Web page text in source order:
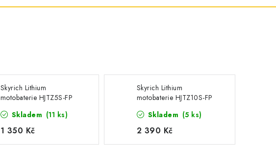
Skyrich Lithium
motobaterie HJTZ5S-FP
Skladem (11 ks)
1 350 Kč
Skyrich Lithium
motobaterie HJTZ10S-FP
Skladem (5 ks)
2 390 Kč